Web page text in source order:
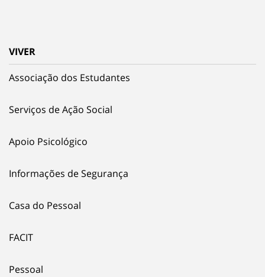
VIVER
Associação dos Estudantes
Serviços de Ação Social
Apoio Psicológico
Informações de Segurança
Casa do Pessoal
FACIT
Pessoal